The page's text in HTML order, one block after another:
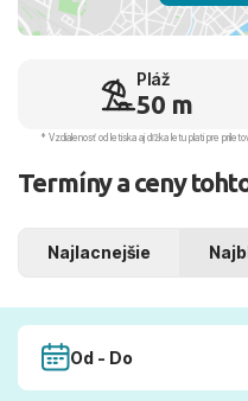
Pláž
50 m
* Vzdialenosť od letiska aj dľžka letu platí pre
Termíny a ceny
Najlacnejšie
Od - Do